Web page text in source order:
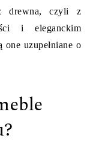
drewna, czyli z
i eleganckim
uzupełniane o